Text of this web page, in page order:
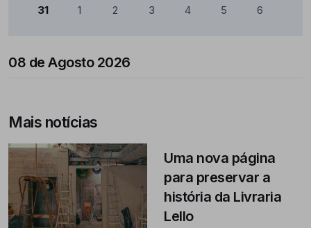
31 1 2 3 4 5 6
08 de Agosto 2026
Mais notícias
Uma nova página
para preservar a
história da Livraria
Lello